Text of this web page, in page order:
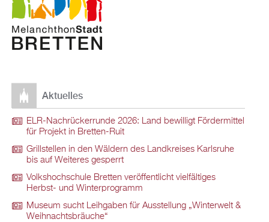
Aktuelles
ELR-Nachrückerrunde 2026: Land bewilligt Fördermittel
für Projekt in Bretten-Ruit
Grillstellen in den Wäldern des Landkreises Karlsruhe
bis auf Weiteres gesperrt
Volkshochschule Bretten veröffentlicht vielfältiges
Herbst- und Winterprogramm
Museum sucht Leihgaben für Ausstellung „Winterwelt &
Weihnachtsbräuche“